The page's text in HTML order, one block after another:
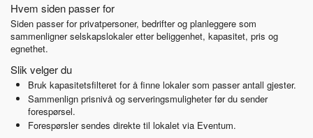
Hvem siden passer for
Siden passer for privatpersoner, bedrifter og planleggere som
sammenligner selskapslokaler etter beliggenhet, kapasitet, pris og
egnethet.
Slik velger du
Bruk kapasitetsfilteret for å finne lokaler som passer antall gjester.
Sammenlign prisnivå og serveringsmuligheter før du sender
forespørsel.
Forespørsler sendes direkte til lokalet via Eventum.